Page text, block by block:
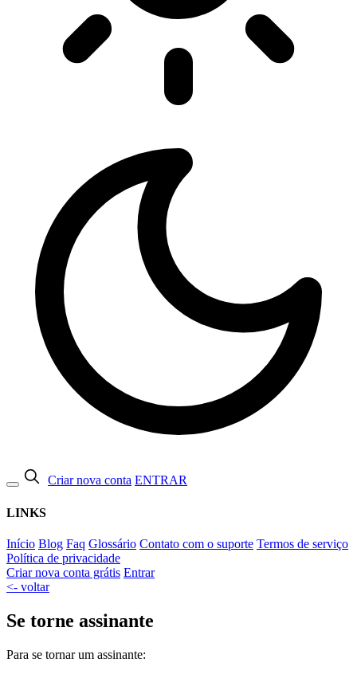
Criar nova conta ENTRAR
LINKS
Início Blog Faq Glossário Contato com o suporte Termos de serviço
Política de privacidade
Criar nova conta grátis Entrar
<- voltar
Se torne assinante
Para se tornar um assinante: